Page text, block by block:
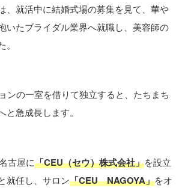
、就活中に結婚式場の募集を見て、華や
いたブライダル業界へ就職し、美容師の
ンの一室を借りて独立すると、たちまち
急成長します。
古屋に「CEU（セウ）株式会社」を設立
就任し、サロン「CEU NAGOYA」をオ